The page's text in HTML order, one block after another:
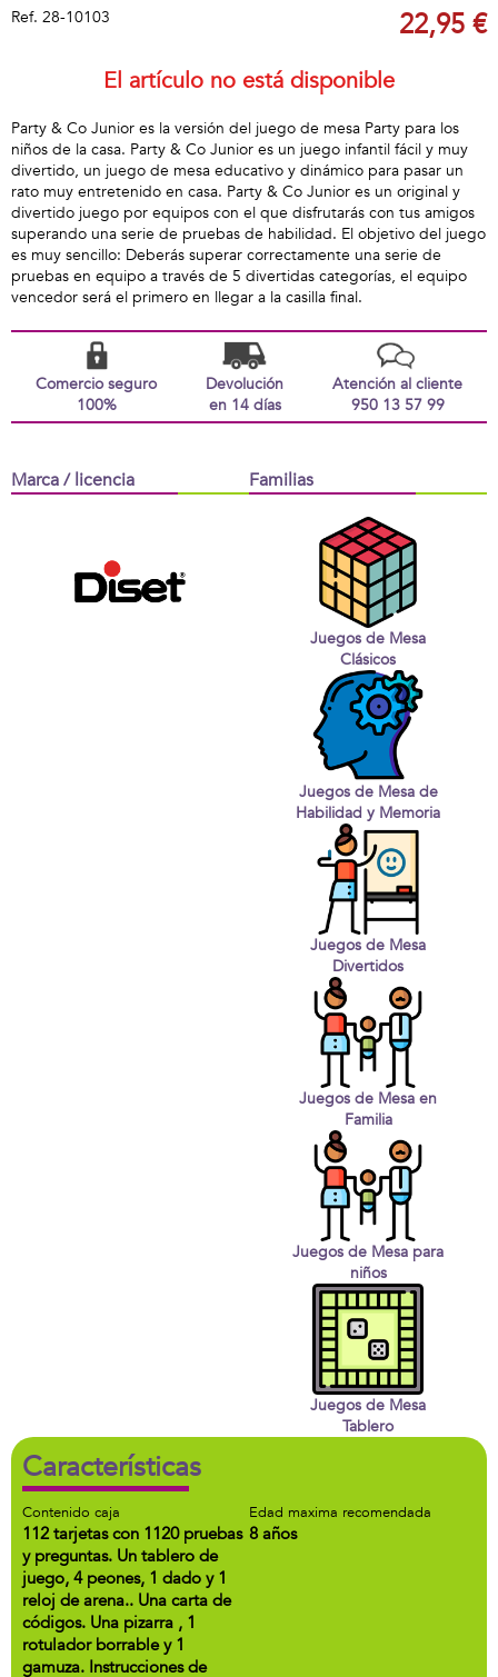
Ref. 28-10103 22,95 €
El artículo no está disponible
Party & Co Junior es la versión del juego de mesa Party para los
niños de la casa. Party & Co Junior es un juego infantil fácil y muy
divertido, un juego de mesa educativo y dinámico para pasar un
rato muy entretenido en casa. Party & Co Junior es un original y
divertido juego por equipos con el que disfrutarás con tus amigos
superando una serie de pruebas de habilidad. El objetivo del juego
es muy sencillo: Deberás superar correctamente una serie de
pruebas en equipo a través de 5 divertidas categorías, el equipo
vencedor será el primero en llegar a la casilla final.
Comercio seguro
100%
Devolución
en 14 días
Atención al cliente
950 13 57 99
Marca / licencia Familias
Juegos de Mesa
Clásicos
Juegos de Mesa de
Habilidad y Memoria
Juegos de Mesa
Divertidos
Juegos de Mesa en
Familia
Juegos de Mesa para
niños
Juegos de Mesa
Tablero
Características
Contenido caja
112 tarjetas con 1120 pruebas
y preguntas. Un tablero de
juego, 4 peones, 1 dado y 1
reloj de arena.. Una carta de
códigos. Una pizarra , 1
rotulador borrable y 1
gamuza. Instrucciones de
Edad maxima recomendada
8 años